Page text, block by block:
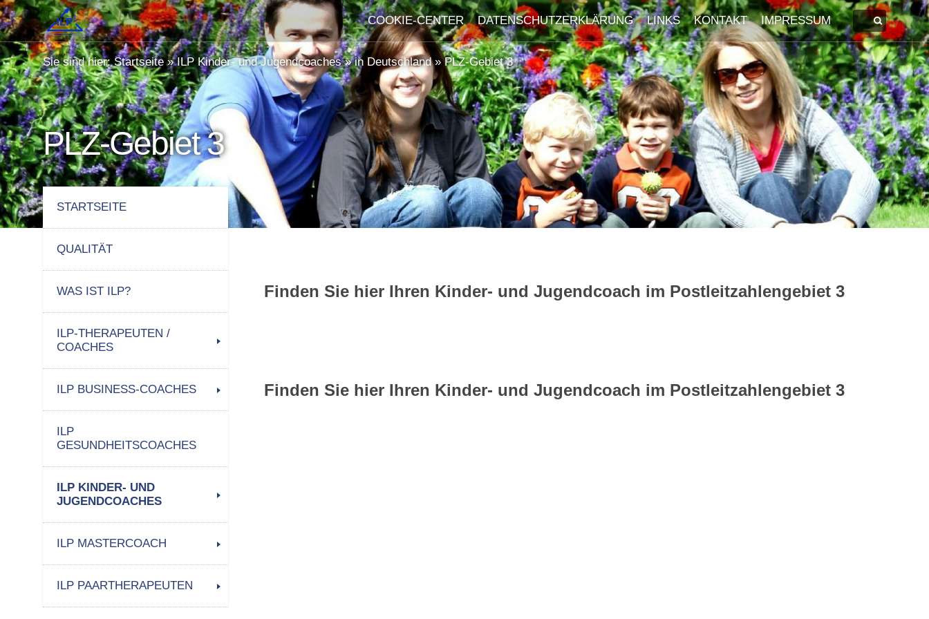
Sie sind hier:Startseite»ILP Kinder- und Jugendcoaches»in Deutschland»PLZ-Gebiet 3
IMPRESSUM
KONTAKT
LINKS
DATENSCHUTZERKLÄRUNG
COOKIE-CENTER
PLZ-Gebiet 3
STARTSEITE
QUALITÄT
WAS IST ILP?
ILP-THERAPEUTEN /
COACHES
ILP BUSINESS-COACHES
ILP
GESUNDHEITSCOACHES
ILP KINDER- UND
JUGENDCOACHES
ILP MASTERCOACH
ILP PAARTHERAPEUTEN
Finden Sie hier Ihren Kinder- und Jugendcoach im Postleitzahlengebiet 3
Finden Sie hier Ihren Kinder- und Jugendcoach im Postleitzahlengebiet 3